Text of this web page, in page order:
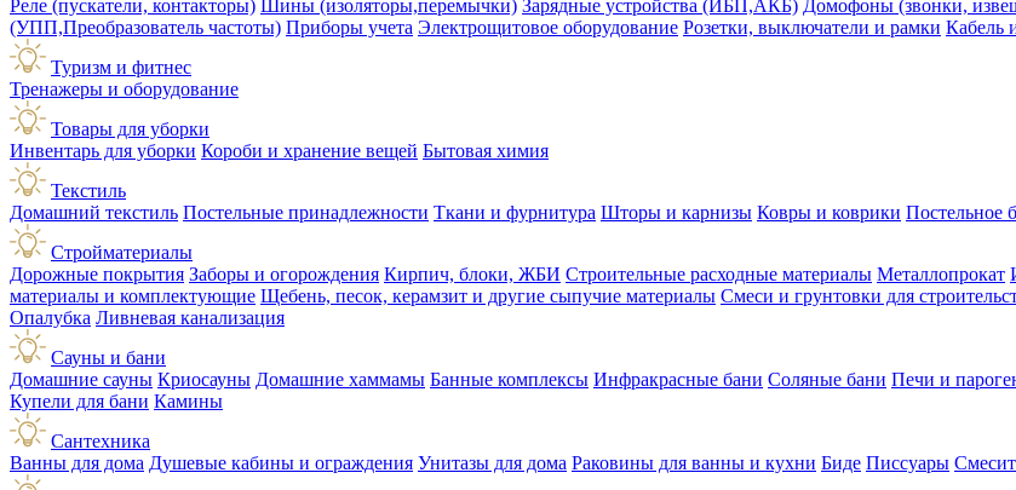
Реле (пускатели, контакторы) Шины (изоляторы,перемычки) Зарядные устройства (ИБП,АКБ) Домофоны (звонки,
(УПП,Преобразователь частоты) Приборы учета Электрощитовое оборудование Розетки, выключатели и рамки Кабель
Туризм и фитнес
Тренажеры и оборудование
Товары для уборки
Инвентарь для уборки Короби и хранение вещей Бытовая химия
Текстиль
Домашний текстиль Постельные принадлежности Ткани и фурнитура Шторы и карнизы Ковры и коврики Постельное
Стройматериалы
Дорожные покрытия Заборы и огорождения Кирпич, блоки, ЖБИ Строительные расходные материалы Металлопрокат
материалы и комплектующие Щебень, песок, керамзит и другие сыпучие материалы Смеси и грунтовки для
Опалубка Ливневая канализация
Сауны и бани
Домашние сауны Криосауны Домашние хаммамы Банные комплексы Инфракрасные бани Соляные бани Печи и
Купели для бани Камины
Сантехника
Ванны для дома Душевые кабины и ограждения Унитазы для дома Раковины для ванны и кухни Биде Писсуары